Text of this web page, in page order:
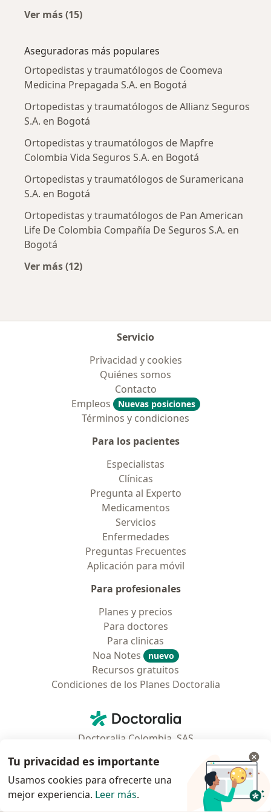
Ver más (15)
Aseguradoras más populares
Ortopedistas y traumatólogos de Coomeva
Medicina Prepagada S.A. en Bogotá
Ortopedistas y traumatólogos de Allianz Seguros
S.A. en Bogotá
Ortopedistas y traumatólogos de Mapfre
Colombia Vida Seguros S.A. en Bogotá
Ortopedistas y traumatólogos de Suramericana
S.A. en Bogotá
Ortopedistas y traumatólogos de Pan American
Life De Colombia Compañía De Seguros S.A. en
Bogotá
Ver más (12)
Servicio
Privacidad y cookies
Quiénes somos
Contacto
Empleos
Nuevas posiciones
Términos y condiciones
Para los pacientes
Especialistas
Clínicas
Pregunta al Experto
Medicamentos
Servicios
Enfermedades
Preguntas Frecuentes
Aplicación para móvil
Para profesionales
Planes y precios
Para doctores
Para clinicas
Noa Notes
nuevo
Recursos gratuitos
Condiciones de los Planes Doctoralia
Doctoralia - Página de inicio
Doctoralia Colombia, SAS
Municipio: Bogotá D.C., Colombia
Tu privacidad es importante
Usamos cookies para ofrecerte una
mejor experiencia. Leer más.